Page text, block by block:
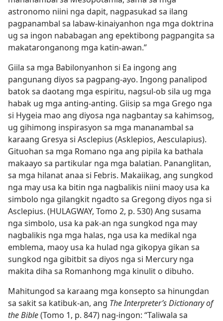
astronomo niini nga dapit, nagpasukad sa ilang
pagpanambal sa labaw-kinaiyanhon nga mga doktrina
ug sa ingon nababagan ang epektibong pagpangita sa
makataronganong mga katin-awan.”
Giila sa mga Babilonyanhon si Ea ingong ang
pangunang diyos sa pagpang-ayo. Ingong panalipod
batok sa daotang mga espiritu, nagsul-ob sila ug mga
habak ug mga anting-anting. Giisip sa mga Grego nga
si Hygeia mao ang diyosa nga nagbantay sa kahimsog,
ug gihimong inspirasyon sa mga mananambal sa
karaang Gresya si Asclepius (Asklepios, Aesculapius).
Gituohan sa mga Romano nga ang pipila ka bathala
makaayo sa partikular nga mga balatian. Pananglitan,
sa mga hilanat anaa si Febris. Makaiikag, ang sungkod
nga may usa ka bitin nga nagbalikis niini maoy usa ka
simbolo nga gilangkit ngadto sa Gregong diyos nga si
Asclepius. (HULAGWAY, Tomo 2, p. 530) Ang susama
nga simbolo, usa ka pak-an nga sungkod nga may
nagbalikis nga mga halas, nga usa ka medikal nga
emblema, maoy usa ka hulad nga gikopya gikan sa
sungkod nga gibitbit sa diyos nga si Mercury nga
makita diha sa Romanhong mga kinulit o dibuho.
Mahitungod sa karaang mga konsepto sa hinungdan
sa sakit sa katibuk-an, ang The Interpreter’s Dictionary of
the Bible(Tomo 1, p. 847) nag-ingon: “Taliwala sa